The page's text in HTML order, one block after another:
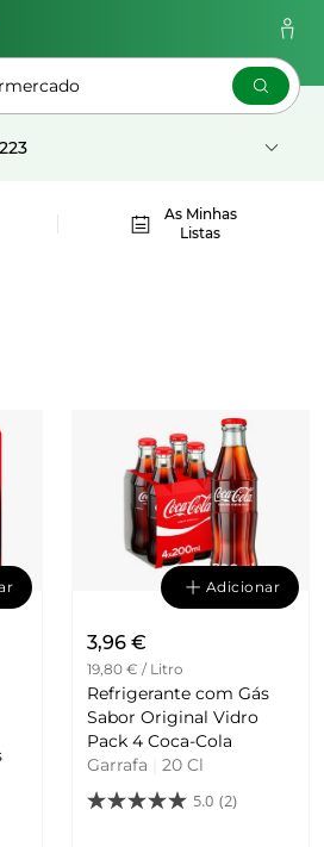
As Minhas
Listas
Adicionar
3,96 €
19,80 € / Litro
Refrigerante com Gás
Sabor Original Vidro
Pack 4 Coca-Cola
Garrafa
20 Cl
5.0 (2)